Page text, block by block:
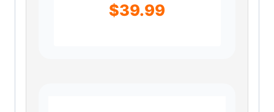
$39.99